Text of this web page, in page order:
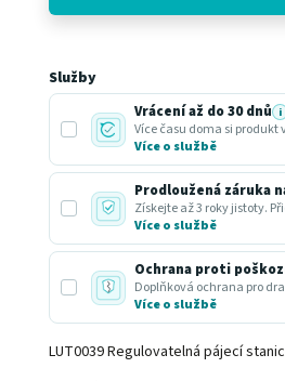
Služby
Vrácení až do 30 dnů i
Více času doma si produkt
Více o službě
Prodloužená záruka
Získejte až 3 roky jistoty.
Více o službě
Ochrana proti
Doplňková ochrana pro
Více o službě
LUT0039 Regulovatelná pájecí